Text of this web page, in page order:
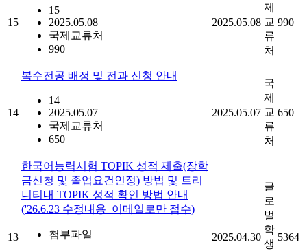
15
15
2025.05.08
국제교류처
990
2025.05.08
제
교
류
처
990
14
복수전공 배정 및 전과 신청 안내
14
2025.05.07
국제교류처
650
2025.05.07
국
제
교
류
처
650
13
한국어능력시험 TOPIK 성적 제출(장학
금신청 및 졸업요건인정) 방법 및 트리
니티내 TOPIK 성적 확인 방법 안내
('26.6.23 수정내용_이메일로만 접수)
첨부파일 2025.04.30
글
로
벌
학
생
5364